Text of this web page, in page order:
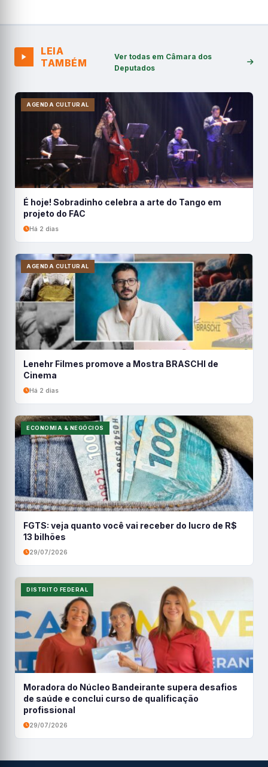
LEIA
TAMBÉM
Ver todas em Câmara dos
Deputados
AGENDA CULTURAL
É hoje! Sobradinho celebra a arte do Tango em
projeto do FAC
Há 2 dias
AGENDA CULTURAL
Lenehr Filmes promove a Mostra BRASCHI de
Cinema
Há 2 dias
ECONOMIA & NEGÓCIOS
FGTS: veja quanto você vai receber do lucro de R$
13 bilhões
29/07/2026
DISTRITO FEDERAL
Moradora do Núcleo Bandeirante supera desafios
de saúde e conclui curso de qualificação
profissional
29/07/2026